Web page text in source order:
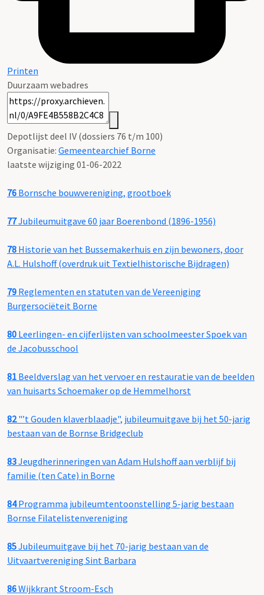
Printen
Duurzaam webadres
Depotlijst deel IV (dossiers 76 t/m 100)
Organisatie: Gemeentearchief Borne
laatste wijziging 01-06-2022
76 Bornsche bouwvereniging, grootboek
77Jubileumuitgave 60 jaar Boerenbond (1896-1956)
78 Historie van het Bussemakerhuis en zijn bewoners, door
A.L. Hulshoff (overdruk uit Textielhistorische Bijdragen)
79 Reglementen en statuten van de Vereeniging
Burgersociëteit Borne
80 Leerlingen- en cijferlijsten van schoolmeester Spoek van
de Jacobusschool
81 Beeldverslag van het vervoer en restauratie van de beelden
van huisarts Schoemaker op de Hemmelhorst
82"’t Gouden klaverblaadje", jubileumuitgave bij het 50-jarig
bestaan van de Bornse Bridgeclub
83Jeugdherinneringen van Adam Hulshoff aan verblijf bij
familie (ten Cate) in Borne
84Programma jubileumtentoonstelling 5-jarig bestaan
Bornse Filatelistenvereniging
85Jubileumuitgave bij het 70-jarig bestaan van de
Uitvaartvereniging Sint Barbara
86Wijkkrant Stroom-Esch